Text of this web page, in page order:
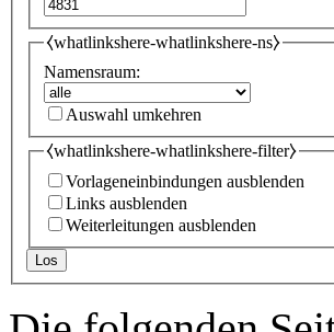
⧼whatlinkshere-whatlinkshere-ns⧽
Namensraum:
Auswahl umkehren
⧼whatlinkshere-whatlinkshere-filter⧽
Vorlageneinbindungen ausblenden
Links ausblenden
Weiterleitungen ausblenden
Los